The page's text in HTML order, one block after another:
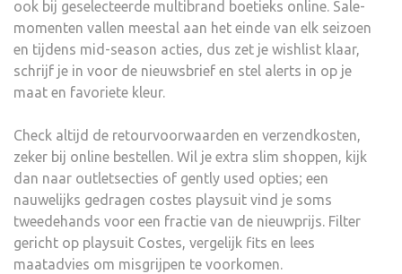
ook bij geselecteerde multibrand boetieks online. Sale-
momenten vallen meestal aan het einde van elk seizoen
en tijdens mid-season acties, dus zet je wishlist klaar,
schrijf je in voor de nieuwsbrief en stel alerts in op je
maat en favoriete kleur.
Check altijd de retourvoorwaarden en verzendkosten,
zeker bij online bestellen. Wil je extra slim shoppen, kijk
dan naar outletsecties of gently used opties; een
nauwelijks gedragen costes playsuit vind je soms
tweedehands voor een fractie van de nieuwprijs. Filter
gericht op playsuit Costes, vergelijk fits en lees
maatadvies om misgrijpen te voorkomen.